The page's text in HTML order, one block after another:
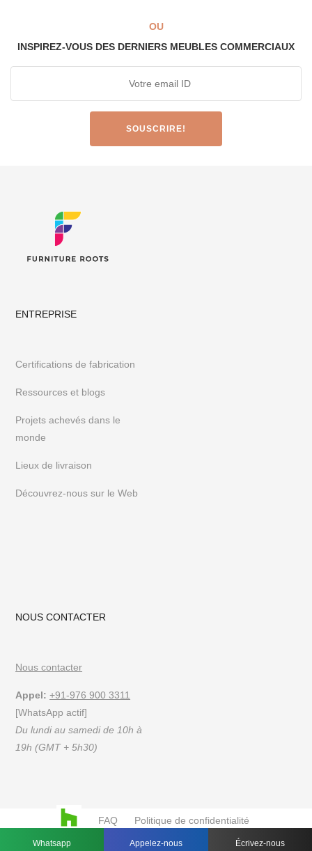
OU
INSPIREZ-VOUS DES DERNIERS MEUBLES COMMERCIAUX
ENTREPRISE
Certifications de fabrication
Ressources et blogs
Projets achevés dans le
monde
Lieux de livraison
Découvrez-nous sur le Web
NOUS CONTACTER
Nous contacter
Appel: +91-976 900 3311
[WhatsApp actif]
Du lundi au samedi de 10h à
19h (GMT + 5h30)
FAQ
Politique de confidentialité
Conditions d'utilisation
Whatsapp Appelez-nous Écrivez-nous